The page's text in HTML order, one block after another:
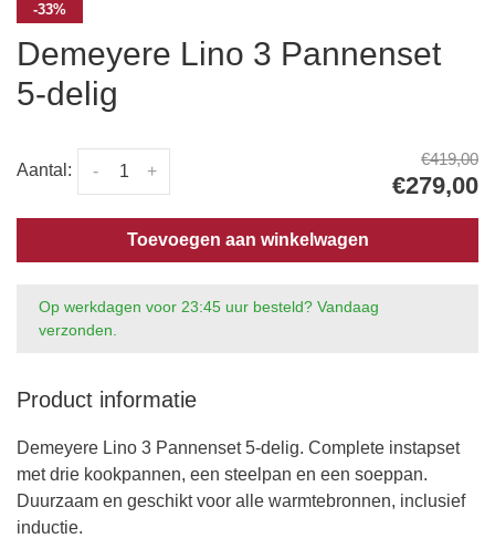
-33%
Demeyere Lino 3 Pannenset
5-delig
Aantal: +
-
€419,00
€279,00
Toevoegen aan winkelwagen
Op werkdagen voor 23:45 uur besteld? Vandaag
verzonden.
Product informatie
Demeyere Lino 3 Pannenset 5-delig. Complete instapset
met drie kookpannen, een steelpan en een soeppan.
Duurzaam en geschikt voor alle warmtebronnen, inclusief
inductie.